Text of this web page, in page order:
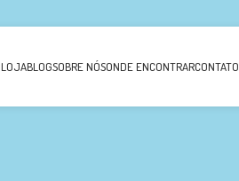
LOJABLOGSOBRE NÓSONDE ENCONTRARCONTATO